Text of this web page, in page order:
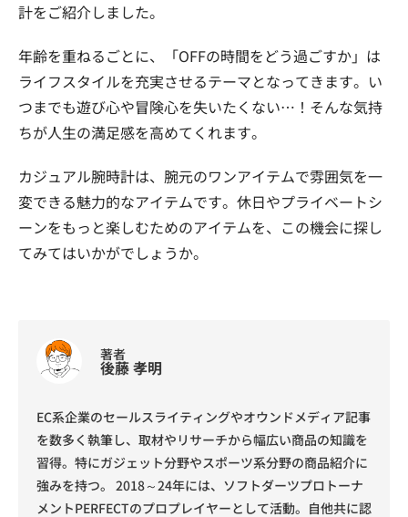
計をご紹介しました。
年齢を重ねるごとに、「OFFの時間をどう過ごすか」は
ライフスタイルを充実させるテーマとなってきます。い
つまでも遊び心や冒険心を失いたくない…！そんな気持
ちが人生の満足感を高めてくれます。
カジュアル腕時計は、腕元のワンアイテムで雰囲気を一
変できる魅力的なアイテムです。休日やプライベートシ
ーンをもっと楽しむためのアイテムを、この機会に探し
てみてはいかがでしょうか。
著者
後藤 孝明
EC系企業のセールスライティングやオウンドメディア記事
を数多く執筆し、取材やリサーチから幅広い商品の知識を
習得。特にガジェット分野やスポーツ系分野の商品紹介に
強みを持つ。 2018～24年には、ソフトダーツプロトーナ
メントPERFECTのプロプレイヤーとして活動。自他共に認